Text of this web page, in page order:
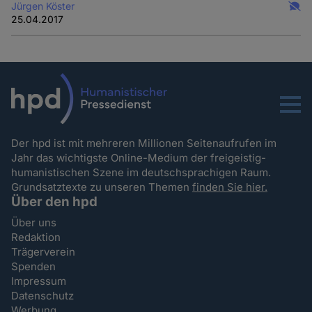
Jürgen Köster
25.04.2017
Menu
Der hpd ist mit mehreren Millionen Seitenaufrufen im
Jahr das wichtigste Online-Medium der freigeistig-
humanistischen Szene im deutschsprachigen Raum.
Grundsatztexte zu unseren Themenfinden Sie hier.
Über den hpd
Über uns
Redaktion
Trägerverein
Spenden
Impressum
Datenschutz